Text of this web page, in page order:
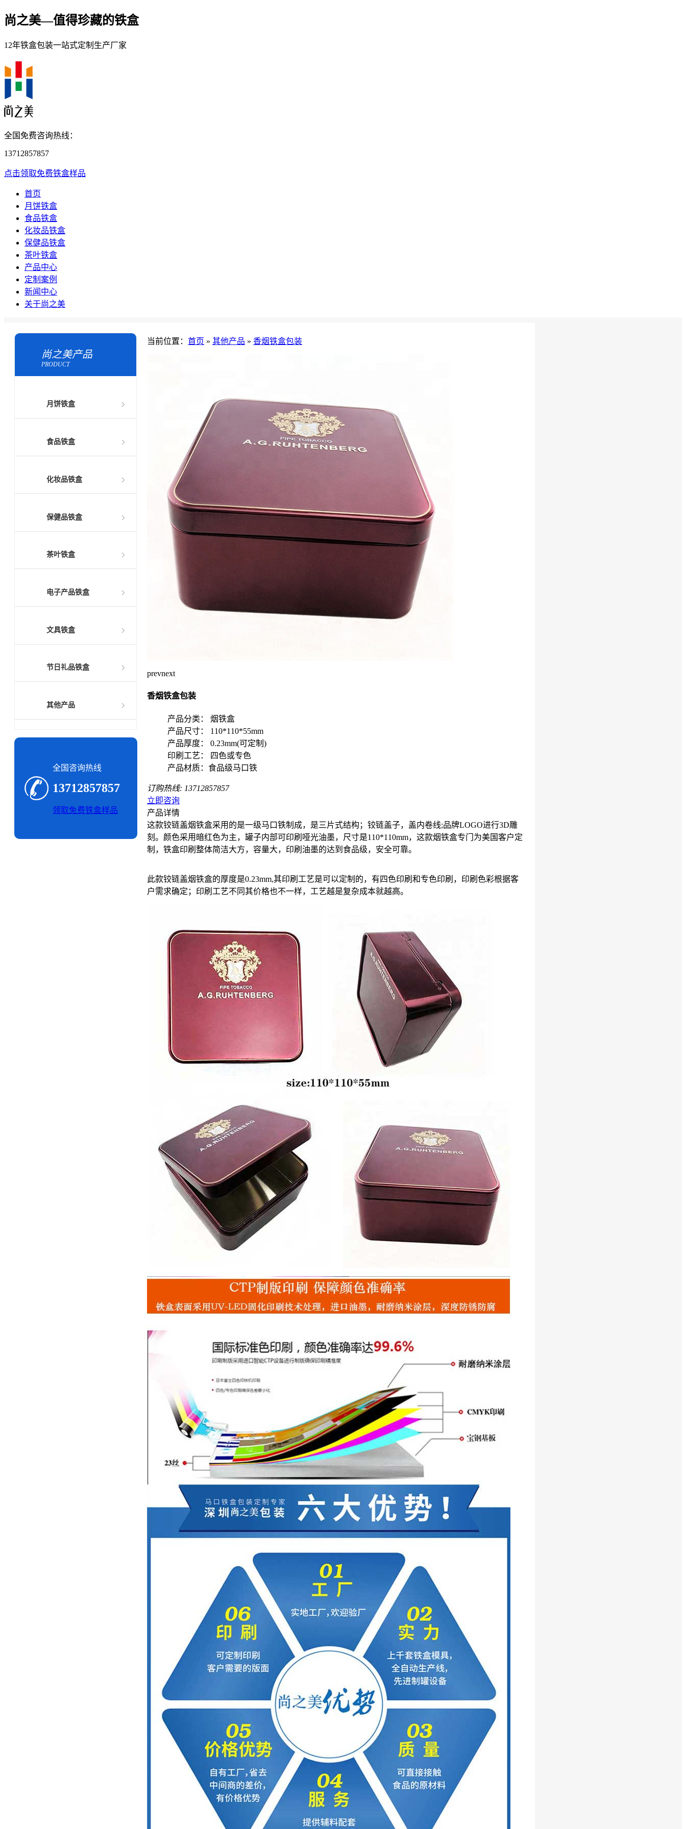
尚之美—值得珍藏的铁盒
12年铁盒包装一站式定制生产厂家
全国免费咨询热线：
13712857857
点击领取免费铁盒样品
首页
月饼铁盒
食品铁盒
化妆品铁盒
保健品铁盒
茶叶铁盒
产品中心
定制案例
新闻中心
关于尚之美
当前位置： 首页 » 其他产品 » 香烟铁盒包装
prevnext
香烟铁盒包装
产品分类： 烟铁盒
产品尺寸： 110*110*55mm
产品厚度： 0.23mm(可定制)
印刷工艺： 四色或专色
产品材质：食品级马口铁
订购热线: 13712857857
立即咨询
产品详情
这款铰链盖烟铁盒采用的是一级马口铁制成，是三片式结构；铰链盖子，盖内卷线;品牌LOGO进行3D雕
刻。颜色采用暗红色为主，罐子内部可印刷哑光油墨，尺寸是110*110mm，这款烟铁盒专门为美国客户定
制，铁盒印刷整体简洁大方，容量大，印刷油墨的达到食品级，安全可靠。
此款铰链盖烟铁盒的厚度是0.23mm,其印刷工艺是可以定制的，有四色印刷和专色印刷，印刷色彩根据客
户需求确定；印刷工艺不同其价格也不一样，工艺越是复杂成本就越高。
尚之美产品
PRODUCT
月饼铁盒
食品铁盒
化妆品铁盒
保健品铁盒
茶叶铁盒
电子产品铁盒
文具铁盒
节日礼品铁盒
其他产品
全国咨询热线
13712857857
领取免费铁盒样品